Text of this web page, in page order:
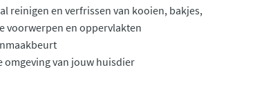
reinigen en verfrissen van kooien, bakjes,
voorwerpen en oppervlakten
omgeving van jouw huisdier